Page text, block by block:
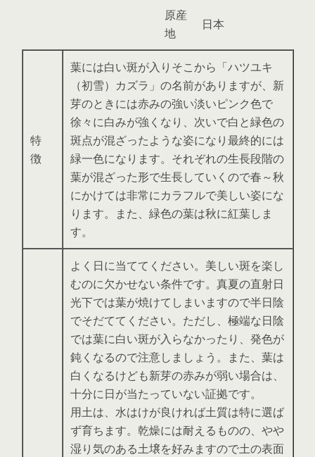
原産
地
日本
特
徴
葉には白い斑が入りそこから「ハツユキ
（初雪）カズラ」の名前がありますが、新
芽のときには赤みの強い淡いピンク色で
徐々に白みが強くなり、次いで白と緑色の
斑点が混ざったような姿になり最終的には
緑一色になります。それぞれの生長段階の
葉が混ざった形で生長していくので春～秋
にかけては非常にカラフルで美しい姿にな
ります。また、緑色の葉は秋に紅葉しま
す。
よく日に当ててください。美しい斑を楽し
むのに欠かせない条件です。真夏の直射日
光下では葉が焼けてしまいますので半日陰
でそだててください。ただし、極端な日陰
では葉に白い斑が入らなかったり、発色が
鈍くなるので注意しましょう。また、葉は
白くなるけども新芽の赤みが弱い場合は、
十分に日が当たっていない証拠です。
用土は、水はけが良ければ土質は特に選ば
ず育ちます。乾燥には耐えるものの、やや
湿り気のある土壌を好みますので土の表面